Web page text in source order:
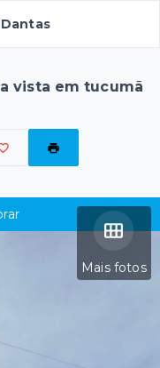
vista em tucumã
Mais fotos